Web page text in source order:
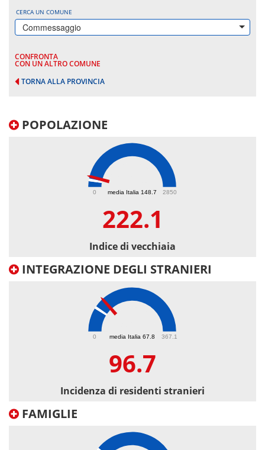
CERCA UN COMUNE
Commessaggio
CONFRONTA
CON UN ALTRO COMUNE
TORNA ALLA PROVINCIA
POPOLAZIONE
media Italia 148.7
0 2850
222.1
Indice di vecchiaia
INTEGRAZIONE DEGLI STRANIERI
media Italia 67.8
0 367.1
96.7
Incidenza di residenti stranieri
FAMIGLIE